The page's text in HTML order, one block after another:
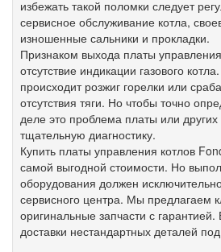
избежать такой поломки следует
сервисное обслуживание котла,
изношенные сальники и прокладки.
Признаком выхода платы управления
отсутствие индикации газового котла.
происходит розжиг горелки или
отсутствия тяги. Но чтобы точно
деле это проблема платы или других
тщательную диагностику.
Купить платы управления котлов
самой выгодной стоимости. Но
оборудования должен
сервисного центра. Мы предлагаем
оригинальные запчасти с гарантией.
доставки нестандартных деталей под